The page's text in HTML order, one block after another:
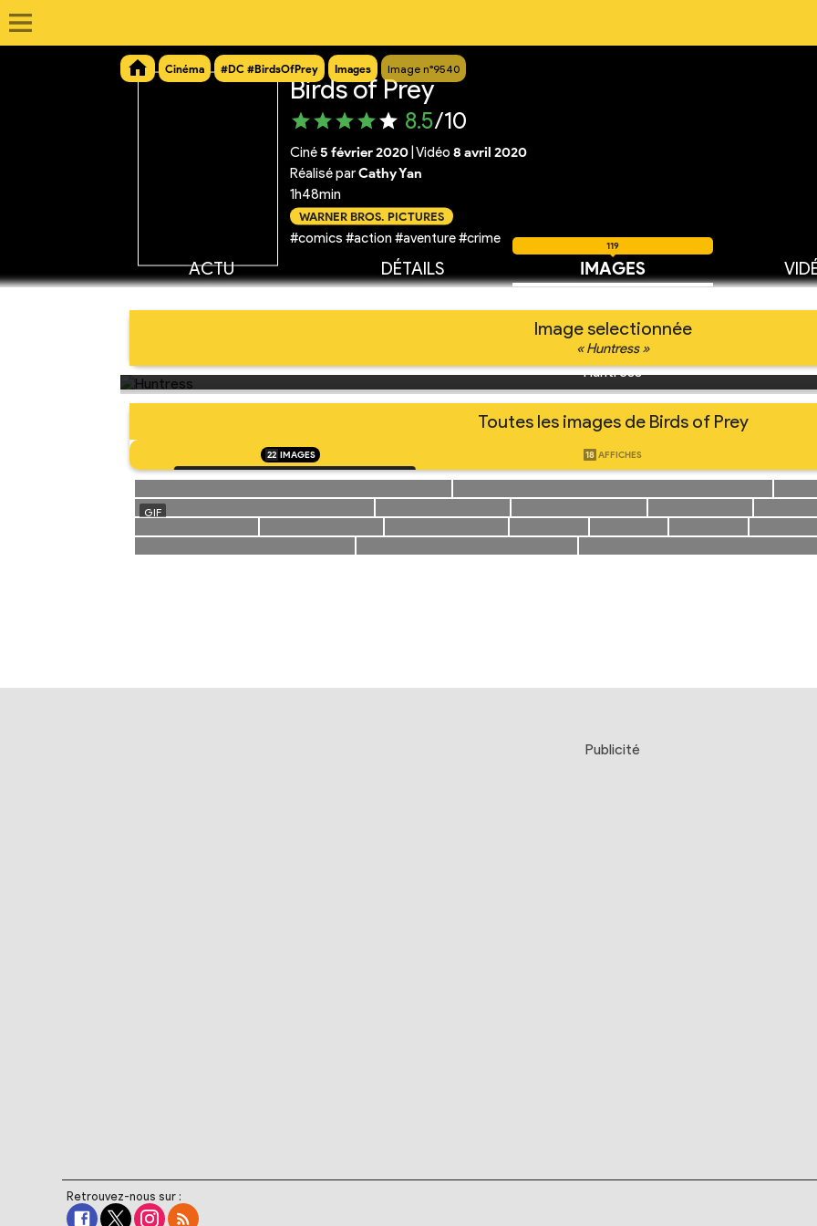
Cinéma #DC #BirdsOfPrey Images Image n°9540
Birds of Prey
8.5/10
Ciné5 février 2020 Vidéo 8 avril 2020
Réalisé parCathy Yan
1h48min
WARNER BROS. PICTURES
#comics #action #aventure #crime
ACTU DÉTAILS IMAGES
119
Image selectionnée
« Huntress »
Huntress
Toutes les images de Birds of Prey
22 IMAGES 18 AFFICHES
Publicité
Retrouvez-nous sur :